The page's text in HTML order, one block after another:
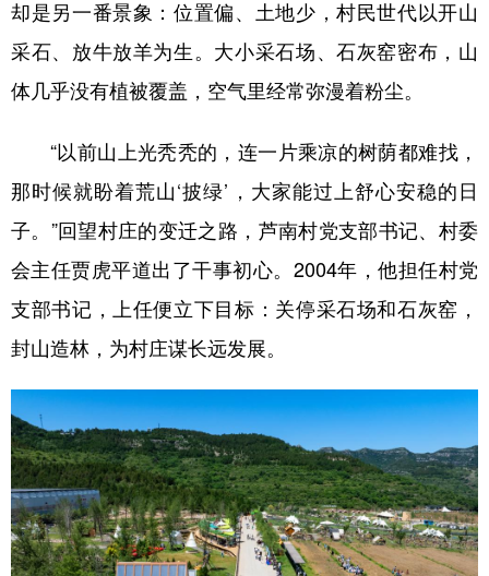
公益 一带一路 亚太网 上市公司
文化产业
北京 天津 河北 山西
辽宁 吉林 上海 江苏
浙江 安徽 福建 江西
山东 河南 湖北 湖南
四川 贵州 云南 西藏
陕西 甘肃 青海 宁夏
新疆 内蒙古 黑龙江
却是另一番景象：位置偏、土地少，村民世代以开山
采石、放牛放羊为生。大小采石场、石灰窑密布，山
体几乎没有植被覆盖，空气里经常弥漫着粉尘。
“以前山上光秃秃的，连一片乘凉的树荫都难找，
那时候就盼着荒山‘披绿’，大家能过上舒心安稳的日
子。”回望村庄的变迁之路，芦南村党支部书记、村委
会主任贾虎平道出了干事初心。2004年，他担任村党
支部书记，上任便立下目标：关停采石场和石灰窑，
封山造林，为村庄谋长远发展。